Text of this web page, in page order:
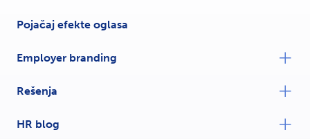
Pojačaj efekte oglasa
Employer branding
Rešenja
HR blog